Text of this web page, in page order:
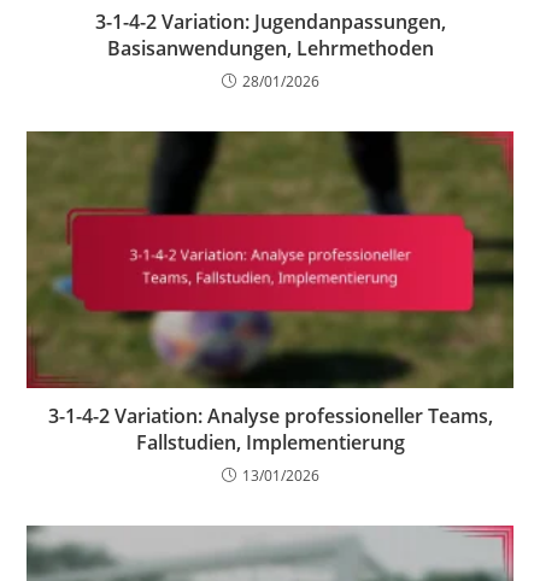
3-1-4-2 Variation: Jugendanpassungen,
Basisanwendungen, Lehrmethoden
28/01/2026
3-1-4-2 Variation: Analyse professioneller Teams,
Fallstudien, Implementierung
13/01/2026